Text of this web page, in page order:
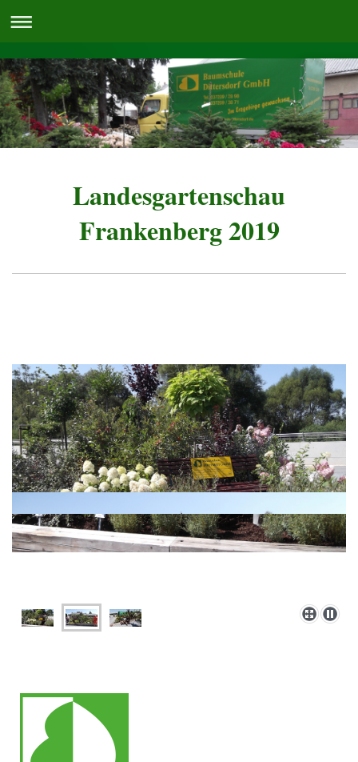
Landesgartenschau
Frankenberg 2019